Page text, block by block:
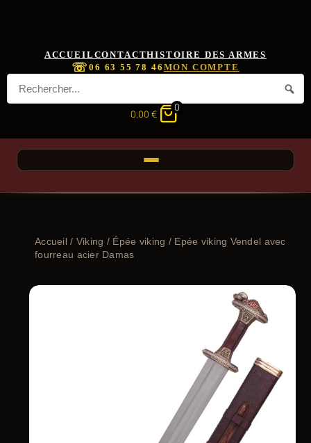
ACCUEIL CONTACTHISTOIRE DES ARMES
☏06 63 55 78 46 MON COMPTE
0,00 €
0
Accueil/ Viking / Épée viking / Epée viking Vendel avec
fourreau acier Damas